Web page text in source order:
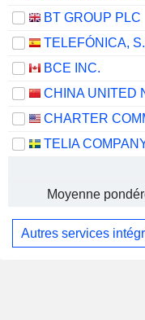
BT GROUP PLC
TELEFÓNICA,
BCE INC.
TELIA
Moyenne
Autres services